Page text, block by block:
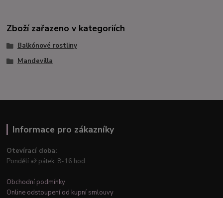
Zboží zařazeno v kategoriích
Balkónové rostliny
Mandevilla
Informace pro zákazníky
Otevírací doba:
Pondělí až pátek: 8-16 hod.
Obchodní podmínky
Online odstoupení od kupní smlouvy